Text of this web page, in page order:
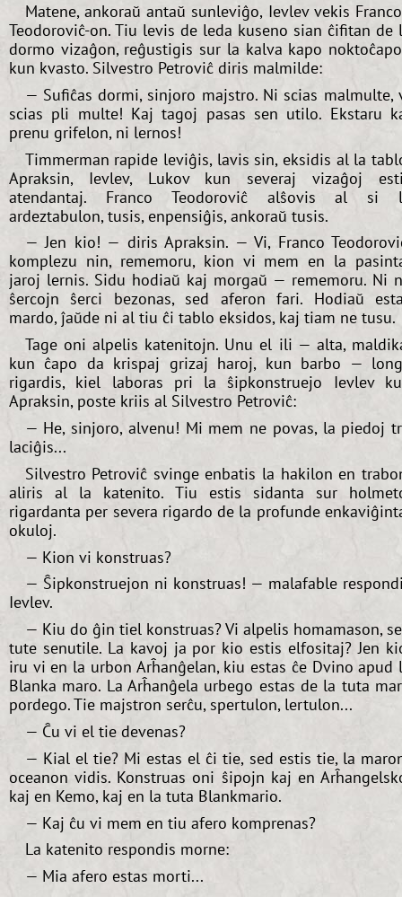
Matene, ankoraŭ antaŭ sunleviĝo, Ievlev vekis
Teodoroviĉ-on. Tiu levis de leda kuseno sian ĉifitan de
dormo vizaĝon, reĝustigis sur la kalva kapo
kun kvasto. Silvestro Petroviĉ diris malmilde:
— Sufiĉas dormi, sinjoro majstro. Ni scias malmulte,
scias pli multe! Kaj tagoj pasas sen utilo. Ekstaru
prenu grifelon, ni lernos!
Timmerman rapide leviĝis, lavis sin, eksidis al la
Apraksin, Ievlev, Lukov kun severaj vizaĝoj
atendantaj. Franco Teodoroviĉ alŝovis al si
ardeztabulon, tusis, enpensiĝis, ankoraŭ tusis.
— Jen kio! — diris Apraksin. — Vi, Franco
komplezu nin, rememoru, kion vi mem en la
jaroj lernis. Sidu hodiaŭ kaj morgaŭ — rememoru. Ni
ŝercojn ŝerci bezonas, sed aferon fari. Hodiaŭ
mardo, ĵaŭde ni al tiu ĉi tablo eksidos, kaj tiam ne tusu.
Tage oni alpelis katenitojn. Unu el ili — alta,
kun ĉapo da krispaj grizaj haroj, kun barbo —
rigardis, kiel laboras pri la ŝipkonstruejo Ievlev
Apraksin, poste kriis al Silvestro Petroviĉ:
— He, sinjoro, alvenu! Mi mem ne povas, la piedoj
laciĝis...
Silvestro Petroviĉ svinge enbatis la hakilon en
aliris al la katenito. Tiu estis sidanta sur
rigardanta per severa rigardo de la profunde
okuloj.
— Kion vi konstruas?
— Ŝipkonstruejon ni konstruas! — malafable
Ievlev.
— Kiu do ĝin tiel konstruas? Vi alpelis homamason,
tute senutile. La kavoj ja por kio estis elfositaj? Jen
iru vi en la urbon Arĥanĝelan, kiu estas ĉe Dvino apud
Blanka maro. La Arĥanĝela urbego estas de la tuta
pordego. Tie majstron serĉu, spertulon, lertulon...
— Ĉu vi el tie devenas?
— Kial el tie? Mi estas el ĉi tie, sed estis tie, la
oceanon vidis. Konstruas oni ŝipojn kaj en
kaj en Kemo, kaj en la tuta Blankmario.
— Kaj ĉu vi mem en tiu afero komprenas?
La katenito respondis morne:
— Mia afero estas morti...